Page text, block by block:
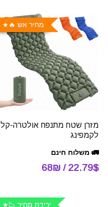
מחיר אש 🔥
מזרן שטח מתנפח אולטרה-קל
לקמפינג
🚛 משלוח חינם
22.79$ / 68₪
ירידת מחיר 📉